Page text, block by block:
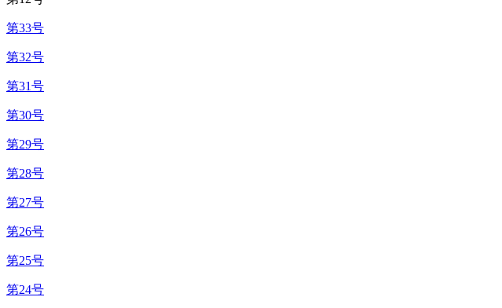
第33号
第32号
第31号
第30号
第29号
第28号
第27号
第26号
第25号
第24号